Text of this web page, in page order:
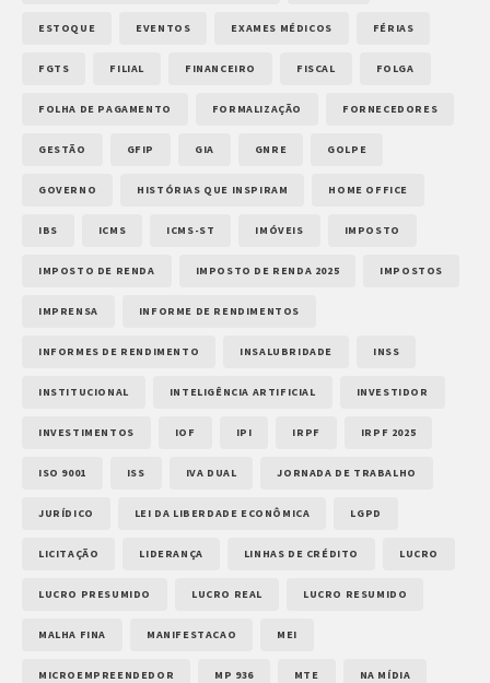
ESTOQUE EVENTOS EXAMES MÉDICOS FÉRIAS
FGTS FILIAL FINANCEIRO FISCAL FOLGA
FOLHA DE PAGAMENTO FORMALIZAÇÃO FORNECEDORES
GESTÃO GFIP GIA GNRE GOLPE
GOVERNO HISTÓRIAS QUE INSPIRAM HOME OFFICE
IBS ICMS ICMS-ST IMÓVEIS IMPOSTO
IMPOSTO DE RENDA IMPOSTO DE RENDA 2025 IMPOSTOS
IMPRENSA INFORME DE RENDIMENTOS
INFORMES DE RENDIMENTO INSALUBRIDADE INSS
INSTITUCIONAL INTELIGÊNCIA ARTIFICIAL INVESTIDOR
INVESTIMENTOS IOF IPI IRPF IRPF 2025
ISO 9001 ISS IVA DUAL JORNADA DE TRABALHO
JURÍDICO LEI DA LIBERDADE ECONÔMICA LGPD
LICITAÇÃO LIDERANÇA LINHAS DE CRÉDITO LUCRO
LUCRO PRESUMIDO LUCRO REAL LUCRO RESUMIDO
MALHA FINA MANIFESTACAO MEI
MICROEMPREENDEDOR MP 936 MTE NA MÍDIA